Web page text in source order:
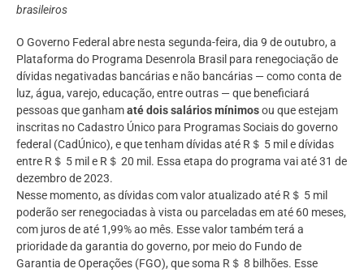
brasileiros
O Governo Federal abre nesta segunda-feira, dia 9 de outubro, a
Plataforma do Programa Desenrola Brasil para renegociação de
dívidas negativadas bancárias e não bancárias — como conta de
luz, água, varejo, educação, entre outras — que beneficiará
pessoas que ganhamaté dois salários mínimosou que estejam
inscritas no Cadastro Único para Programas Sociais do governo
federal (CadÚnico), e que tenham dívidas até R＄ 5 mil e dívidas
entre R＄ 5 mil e R＄ 20 mil. Essa etapa do programa vai até 31 de
dezembro de 2023.
Nesse momento, as dívidas com valor atualizado até R＄ 5 mil
poderão ser renegociadas à vista ou parceladas em até 60 meses,
com juros de até 1,99% ao mês. Esse valor também terá a
prioridade da garantia do governo, por meio do Fundo de
Garantia de Operações (FGO), que soma R＄ 8 bilhões. Esse